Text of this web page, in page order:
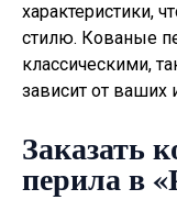
характеристики,
стилю. Кованые
классическими,
зависит от ваших
Заказать
перила в